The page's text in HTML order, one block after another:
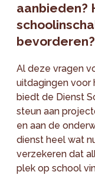
aanbieden?
bevorderen?
Al deze vragen
uitdagingen voor
biedt de Dienst
steun aan
en aan de
dienst heel wat
verzekeren dat
plek op school